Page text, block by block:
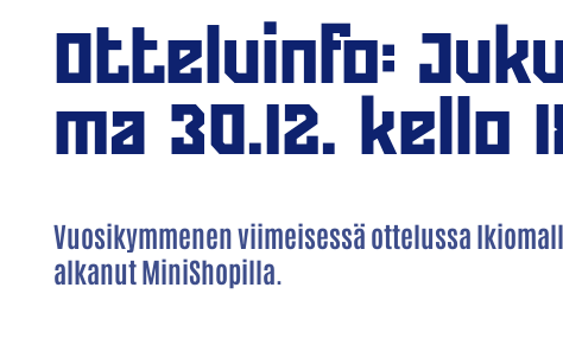
Otteluinfo:
ma 30.12. kello
Vuosikymmenen viimeisessä ottelussa
alkanut MiniShopilla.